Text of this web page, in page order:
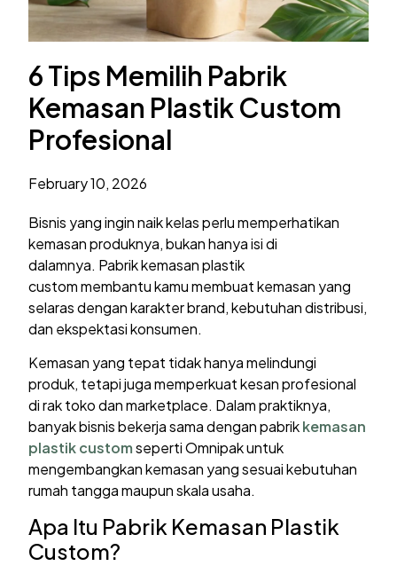
6 Tips Memilih Pabrik
Kemasan Plastik Custom
Profesional
February 10, 2026
Bisnis yang ingin naik kelas perlu memperhatikan
kemasan produknya, bukan hanya isi di
dalamnya. Pabrik kemasan plastik
custom membantu kamu membuat kemasan yang
selaras dengan karakter brand, kebutuhan distribusi,
dan ekspektasi konsumen.
Kemasan yang tepat tidak hanya melindungi
produk, tetapi juga memperkuat kesan profesional
di rak toko dan marketplace. Dalam praktiknya,
banyak bisnis bekerja sama dengan pabrikkemasan
plastik customseperti Omnipak untuk
mengembangkan kemasan yang sesuai kebutuhan
rumah tangga maupun skala usaha.
Apa Itu Pabrik Kemasan Plastik
Custom?